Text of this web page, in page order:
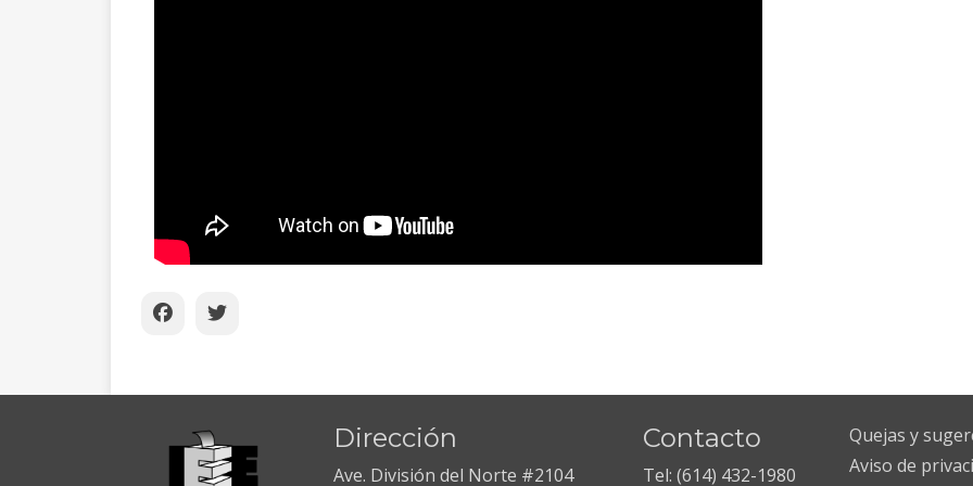
Dirección
Ave. División del Norte #2104
Contacto
Tel: (614) 432-1980
Quejas y
Aviso de